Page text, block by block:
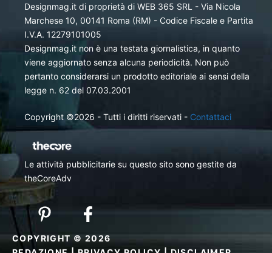
Designmag.it di proprietà di WEB 365 SRL - Via Nicola
Marchese 10, 00141 Roma (RM) - Codice Fiscale e Partita
I.V.A. 12279101005
Designmag.it non è una testata giornalistica, in quanto
viene aggiornato senza alcuna periodicità. Non può
pertanto considerarsi un prodotto editoriale ai sensi della
legge n. 62 del 07.03.2001
Copyright ©2026 - Tutti i diritti riservati - Contattaci
Le attività pubblicitarie su questo sito sono gestite da
theCoreAdv
COPYRIGHT © 2026